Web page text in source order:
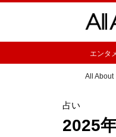
エンタ
All About
占い
2025